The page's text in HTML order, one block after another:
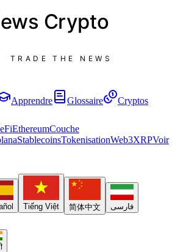
Crypto
TRADE THE NEWS
Apprendre Glossaire
Cryptos
EthereumCouche
StablecoinsTokenisationWeb3XRPVoir
Tiếng Việt 简体中文 فارسی